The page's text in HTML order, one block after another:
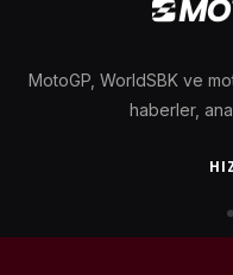
MotoGP, WorldSBK ve
haberler,